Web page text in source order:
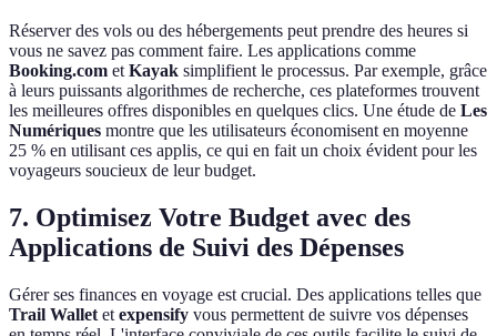
Réserver des vols ou des hébergements peut prendre des heures si
vous ne savez pas comment faire. Les applications comme
Booking.com et Kayak simplifient le processus. Par exemple, grâce
à leurs puissants algorithmes de recherche, ces plateformes trouvent
les meilleures offres disponibles en quelques clics. Une étude de Les
Numériques montre que les utilisateurs économisent en moyenne
25 % en utilisant ces applis, ce qui en fait un choix évident pour les
voyageurs soucieux de leur budget.
7. Optimisez Votre Budget avec des
Applications de Suivi des Dépenses
Gérer ses finances en voyage est crucial. Des applications telles que
Trail Wallet et expensify vous permettent de suivre vos dépenses